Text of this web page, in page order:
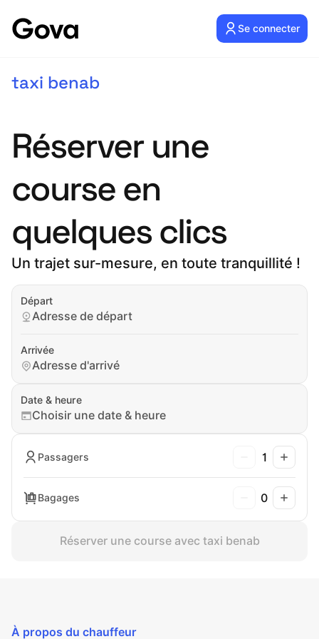
Se connecter
taxi benab
Réserver une
course en
quelques clics
Un trajet sur-mesure, en toute tranquillité !
Départ
Adresse de départ
Arrivée
Adresse d'arrivé
Date & heure
Choisir une date & heure
Passagers 1
Bagages 0
Réserver une course avec taxi benab
À propos du chauffeur